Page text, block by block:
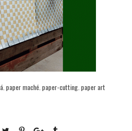
paper maché. paper-cutting. paper art